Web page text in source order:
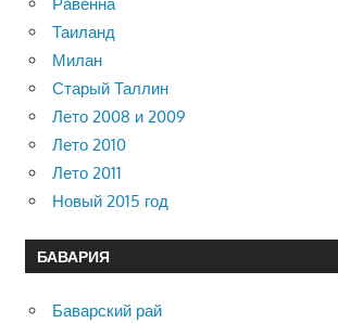
Таиланд
Милан
Старый Таллин
Лето 2008 и 2009
Лето 2010
Лето 2011
Новый 2015 год
БАВАРИЯ
Баварский рай